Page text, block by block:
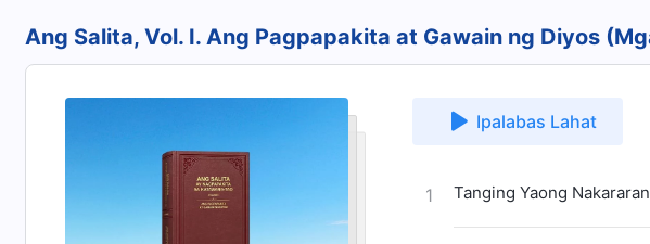
Ang Salita, Vol. I. Ang Pagpapakita at Gawain ng Diyos
Ipalabas Lahat
1 Tanging Yaong